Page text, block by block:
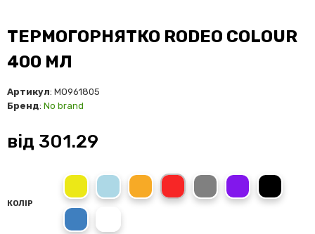
ТЕРМОГОРНЯТКО RODEO COLOUR
400 МЛ
Артикул: MO961805
Бренд: No brand
від 301.29
КОЛІР
ЖовтийБлакитнийПомаранчевий
ЧервонийСірий ФіолетовийЧорний
Синій